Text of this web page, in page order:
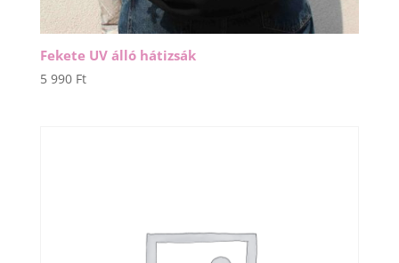
Fekete UV álló hátizsák
5 990 Ft